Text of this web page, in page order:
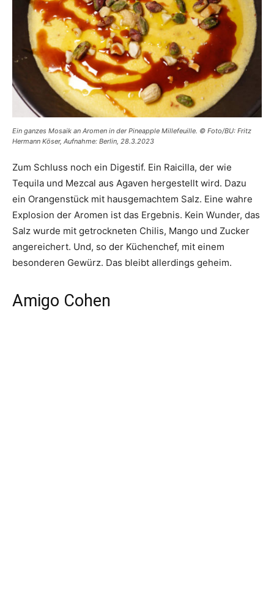
Ein ganzes Mosaik an Aromen in der Pineapple Millefeuille. © Foto/BU: Fritz
Hermann Köser, Aufnahme: Berlin, 28.3.2023
Zum Schluss noch ein Digestif. Ein Raicilla, der wie
Tequila und Mezcal aus Agaven hergestellt wird. Dazu
ein Orangenstück mit hausgemachtem Salz. Eine wahre
Explosion der Aromen ist das Ergebnis. Kein Wunder, das
Salz wurde mit getrockneten Chilis, Mango und Zucker
angereichert. Und, so der Küchenchef, mit einem
besonderen Gewürz. Das bleibt allerdings geheim.
Amigo Cohen